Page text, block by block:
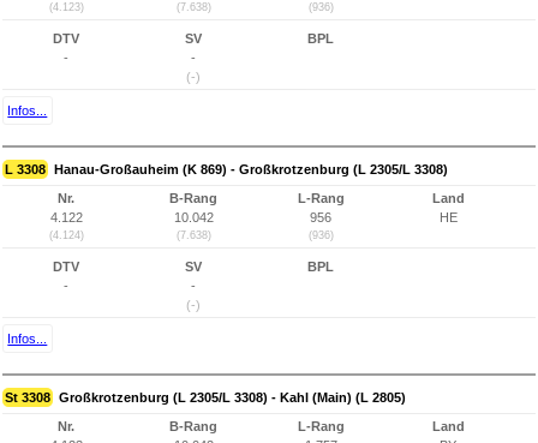
(4.123) (7.638) (936)
DTV
-
SV
-
(-)
BPL
Infos...
L 3308 Hanau-Großauheim (K 869) - Großkrotzenburg (L 2305/L 3308)
Nr.
4.122
(4.124)
B-Rang
10.042
(7.638)
L-Rang
956
(936)
Land
HE
DTV
-
SV
-
(-)
BPL
Infos...
St 3308 Großkrotzenburg (L 2305/L 3308) - Kahl (Main) (L 2805)
Nr.
B-Rang
L-Rang
Land